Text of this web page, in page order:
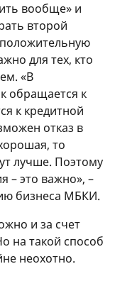
вообще» и
второй
для тех, кто
«В
обращается к
к кредитной
отказ в
то
лучше. Поэтому
– это важно», –
бизнеса МБКИ.
и за счет
на такой способ
неохотно.